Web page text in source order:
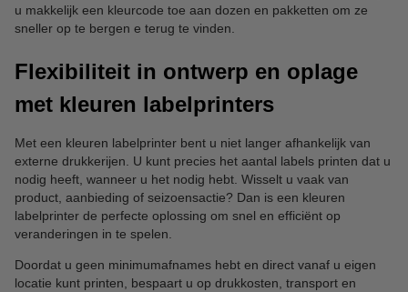
u makkelijk een kleurcode toe aan dozen en pakketten om ze
sneller op te bergen e terug te vinden.
Flexibiliteit in ontwerp en oplage
met kleuren labelprinters
Met een kleuren labelprinter bent u niet langer afhankelijk van
externe drukkerijen. U kunt precies het aantal labels printen dat u
nodig heeft, wanneer u het nodig hebt. Wisselt u vaak van
product, aanbieding of seizoensactie? Dan is een kleuren
labelprinter de perfecte oplossing om snel en efficiënt op
veranderingen in te spelen.
Doordat u geen minimumafnames hebt en direct vanaf u eigen
locatie kunt printen, bespaart u op drukkosten, transport en